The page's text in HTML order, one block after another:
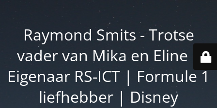
Raymond Smits - Trotse
vader van Mika en Eline |
Eigenaar RS-ICT | Formule 1
liefhebber | Disney